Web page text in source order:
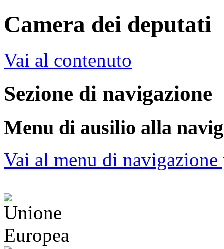
Camera dei deputati
Vai al contenuto
Sezione di navigazione
Menu di ausilio alla
Vai al menu di